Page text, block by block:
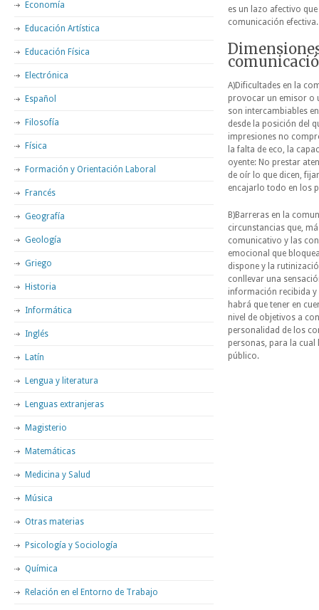
es un lazo afectivo
comunicación efectiva.
A)Dificultades en la
provocar un emisor o
son intercambiables
desde la posición del
impresiones no
la falta de eco, la
oyente: No prestar
de oír lo que dicen,
encajarlo todo en los
B)Barreras en la
circunstancias que,
comunicativo y las
emocional que
dispone y la
conllevar una
información recibida y
habrá que tener en
nivel de objetivos a
personalidad de los
personas, para la
público.
Economía
Educación Artística
Educación Física
Electrónica
Español
Filosofía
Física
Formación y Orientación Laboral
Francés
Geografía
Geología
Griego
Historia
Informática
Inglés
Latín
Lengua y literatura
Lenguas extranjeras
Magisterio
Matemáticas
Medicina y Salud
Música
Otras materias
Psicología y Sociología
Química
Relación en el Entorno de Trabajo